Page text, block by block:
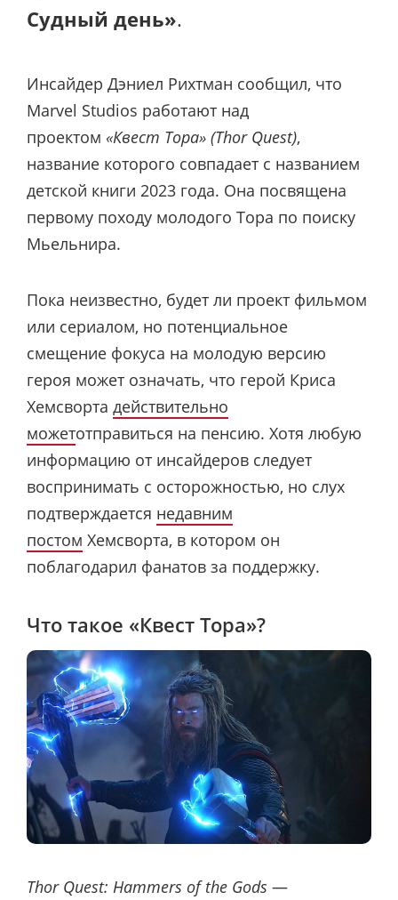
Судный день».
Инсайдер Дэниел Рихтман сообщил, что
Marvel Studios работают над
проектом «Квест Тора» (Thor Quest),
название которого совпадает с названием
детской книги 2023 года. Она посвящена
первому походу молодого Тора по поиску
Мьельнира.
Пока неизвестно, будет ли проект фильмом
или сериалом, но потенциальное
смещение фокуса на молодую версию
героя может означать, что герой Криса
Хемсворта действительно
можетотправиться на пенсию. Хотя любую
информацию от инсайдеров следует
воспринимать с осторожностью, но слух
подтверждается недавним
постом Хемсворта, в котором он
поблагодарил фанатов за поддержку.
Что такое «Квест Тора»?
Thor Quest: Hammers of the Gods —